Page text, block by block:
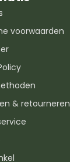
voorwaarden
& retourneren